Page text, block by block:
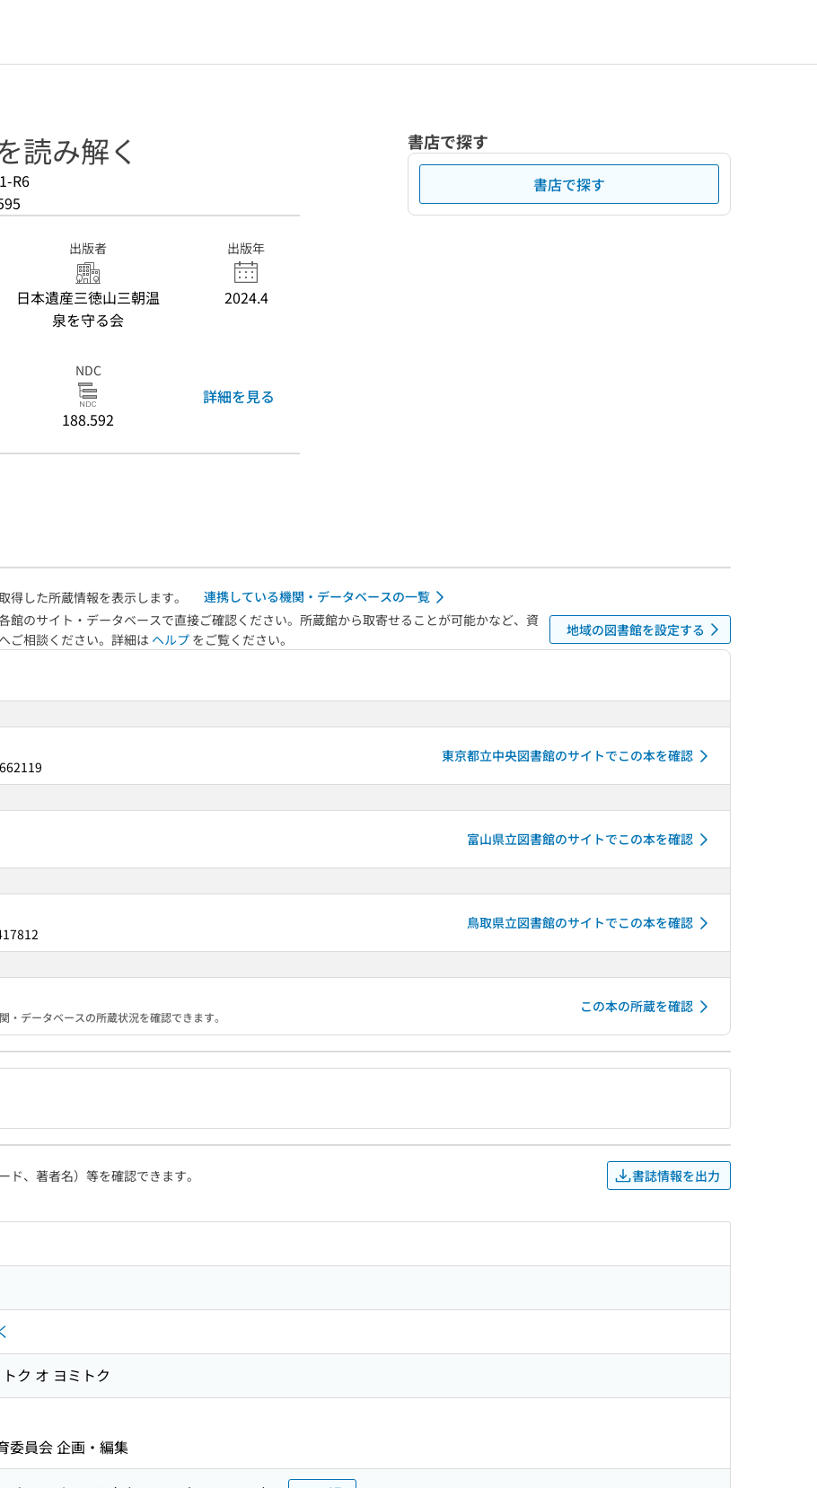
読み解く
R6
出版者
日本遺産三徳山三朝温
泉を守る会
出版年
2024.4
NDC
188.592
詳細を見る
書店で探す
書店で探す
した所蔵情報を表示します。
連携している機関・データベースの一覧
のサイト・データベースで直接ご確認ください。所蔵館から取寄せることが可能かなど、資
ご相談ください。詳細は ヘルプ をご覧ください。
地域の図書館を設定する
東京都立中央図書館のサイトでこの本を確認
富山県立図書館のサイトでこの本を確認
鳥取県立図書館のサイトでこの本を確認
データベースの所蔵状況を確認できます。
この本の所蔵を確認
、著者名）等を確認できます。 書誌情報を出力
ク オ ヨミトク
委員会 企画・編集